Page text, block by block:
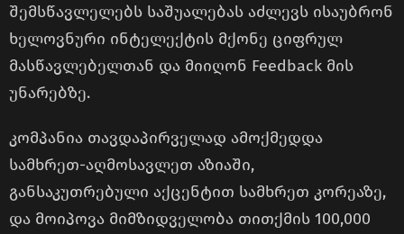
შემსწავლელებს საშუალებას აძლევს ისაუბრონ
ხელოვნური ინტელექტის მქონე ციფრულ
მასწავლებელთან და მიიღონ Feedback მის
უნარებზე.
კომპანია თავდაპირველად ამოქმედდა
სამხრეთ-აღმოსავლეთ აზიაში,
განსაკუთრებული აქცენტით სამხრეთ კორეაზე,
და მოიპოვა მიმზიდველობა თითქმის 100,000